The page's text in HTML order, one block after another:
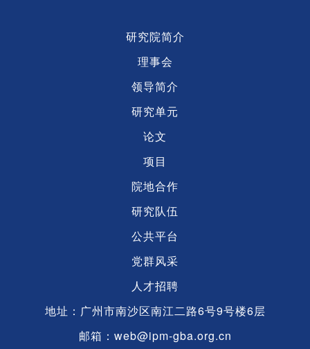
研究院简介
理事会
领导简介
研究单元
论文
项目
院地合作
研究队伍
公共平台
党群风采
人才招聘
地址：广州市南沙区南江二路6号9号楼6层
邮箱：web@ipm-gba.org.cn